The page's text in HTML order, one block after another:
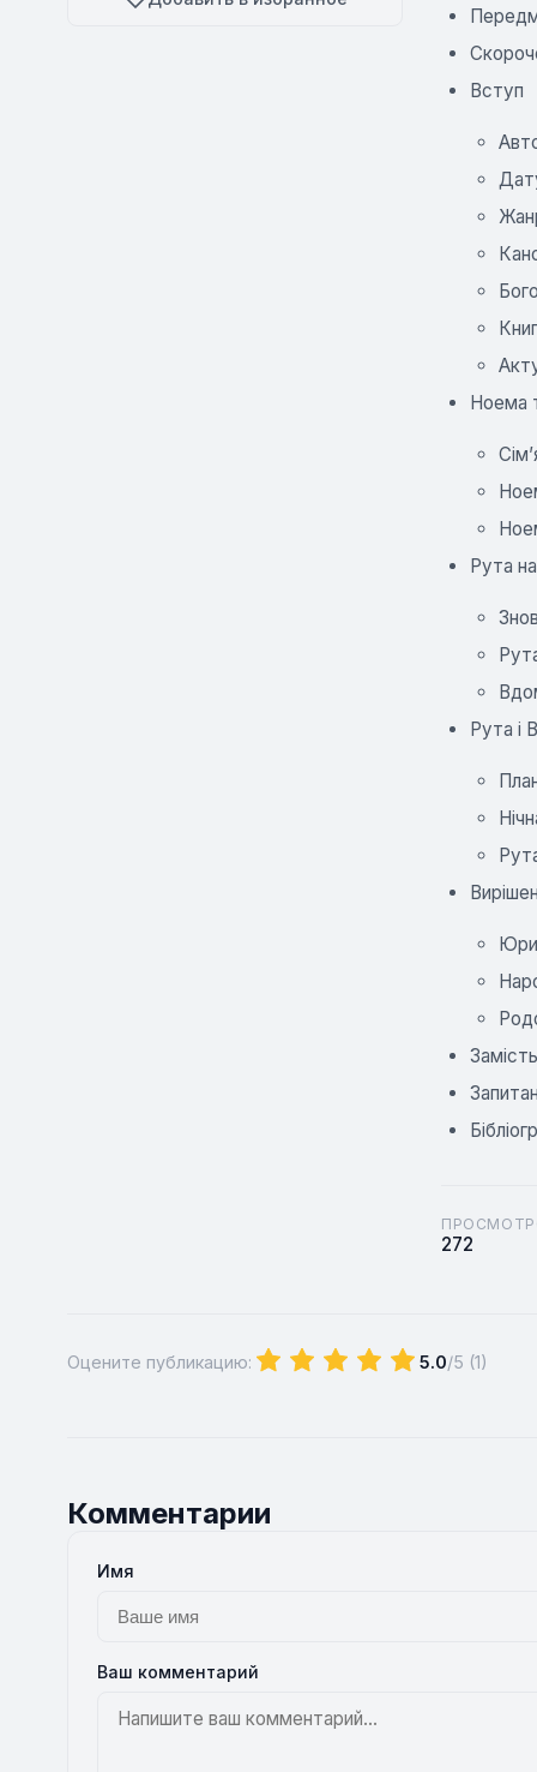
Вступ
Ноема
Рута
Рута і
272
Оцените публикацию: 5.0/5 (1)
Комментарии
Имя
Ваш комментарий